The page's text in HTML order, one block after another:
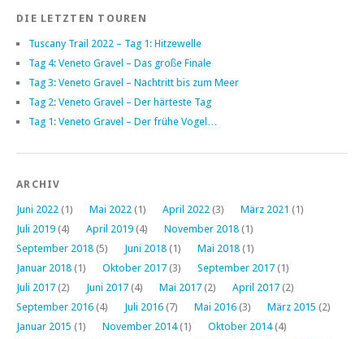
DIE LETZTEN TOUREN
Tuscany Trail 2022 – Tag 1: Hitzewelle
Tag 4: Veneto Gravel – Das große Finale
Tag 3: Veneto Gravel – Nachtritt bis zum Meer
Tag 2: Veneto Gravel – Der härteste Tag
Tag 1: Veneto Gravel – Der frühe Vogel…
ARCHIV
Juni 2022 (1) Mai 2022 (1) April 2022 (3) März 2021 (1)
Juli 2019 (4) April 2019 (4) November 2018 (1)
September 2018 (5) Juni 2018 (1) Mai 2018 (1)
Januar 2018 (1) Oktober 2017 (3) September 2017 (1)
Juli 2017 (2) Juni 2017 (4) Mai 2017 (2) April 2017 (2)
September 2016 (4) Juli 2016 (7) Mai 2016 (3) März 2015 (2)
Januar 2015 (1) November 2014(1) Oktober 2014(4)